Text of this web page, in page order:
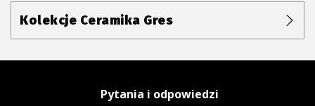
Kolekcje Ceramika Gres
Pytania i odpowiedzi